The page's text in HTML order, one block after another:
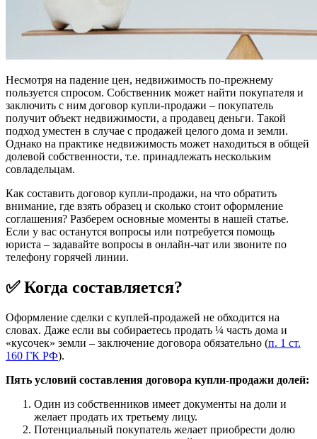
Несмотря на падение цен, недвижимость по-прежнему
пользуется спросом. Собственник может найти покупателя и
заключить с ним договор купли-продажи – покупатель
получит объект недвижимости, а продавец деньги. Такой
подход уместен в случае с продажей целого дома и земли.
Однако на практике недвижимость может находиться в общей
долевой собственности, т.е. принадлежать нескольким
совладельцам.
Как составить договор купли-продажи, на что обратить
внимание, где взять образец и сколько стоит оформление
соглашения? Разберем основные моменты в нашей статье.
Если у вас останутся вопросы или потребуется помощь
юриста – задавайте вопросы в онлайн-чат или звоните по
телефону горячей линии.
✅ Когда составляется?
Оформление сделки с куплей-продажей не обходится на
словах. Даже если вы собираетесь продать ¼ часть дома и
«кусочек» земли – заключение договора обязательно (п. 1 ст.
160 ГК РФ).
Пять условий составления договора купли-продажи долей:
Один из собственников имеет документы на доли и
желает продать их третьему лицу.
Потенциальный покупатель желает приобрести долю